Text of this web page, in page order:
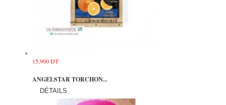
15,900 DT
ANGELSTAR TORCHON...
DÉTAILS